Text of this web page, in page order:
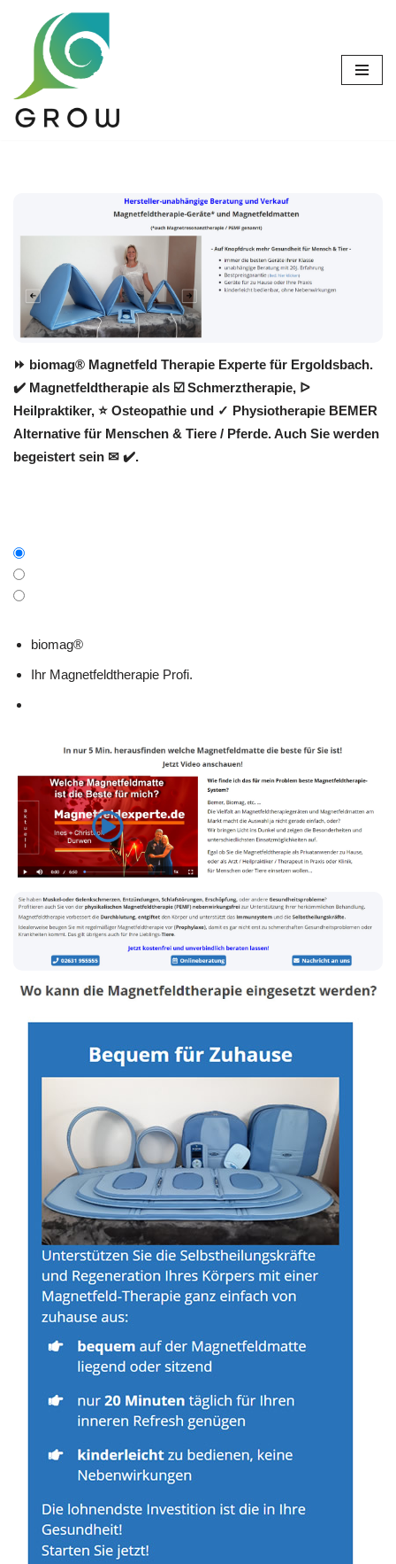
Zum
springen
⏩ biomag® Magnetfeld Therapie Experte für Ergoldsbach.
✔️ Magnetfeldtherapie als ☑️ Schmerztherapie, ᐅ
Heilpraktiker, ⭐ Osteopathie und ✓ Physiotherapie BEMER
Alternative für Menschen & Tiere / Pferde. Auch Sie werden
begeistert sein ✉ ✔️.
biomag®
Ihr Magnetfeldtherapie Profi.